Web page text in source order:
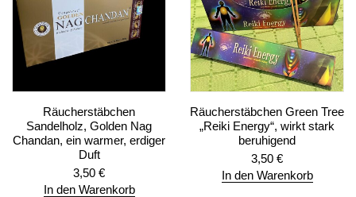
Räucherstäbchen
Sandelholz, Golden Nag
Chandan, ein warmer, erdiger
Duft
3,50 €
In den Warenkorb
Räucherstäbchen Green Tree
„Reiki Energy“, wirkt stark
beruhigend
3,50 €
In den Warenkorb